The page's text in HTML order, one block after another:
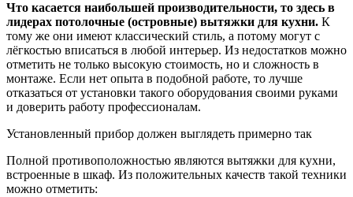
Что касается наибольшей производительности, то здесь в
лидерах потолочные (островные) вытяжки для кухни. К
тому же они имеют классический стиль, а потому могут с
лёгкостью вписаться в любой интерьер. Из недостатков можно
отметить не только высокую стоимость, но и сложность в
монтаже. Если нет опыта в подобной работе, то лучше
отказаться от установки такого оборудования своими руками
и доверить работу профессионалам.
Установленный прибор должен выглядеть примерно так
Полной противоположностью являются вытяжки для кухни,
встроенные в шкаф. Из положительных качеств такой техники
можно отметить: